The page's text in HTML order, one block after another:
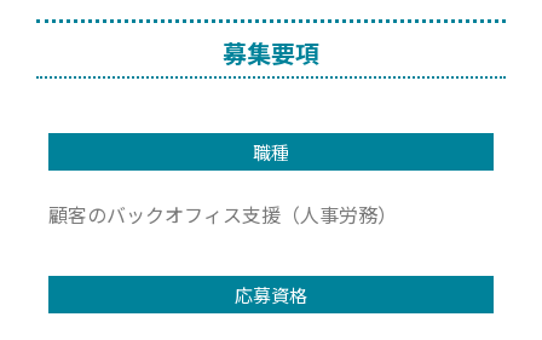
募集要項
職種
顧客のバックオフィス支援（人事労務）
応募資格